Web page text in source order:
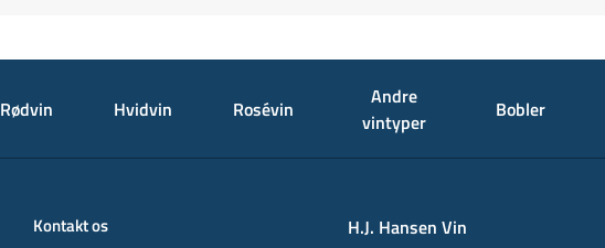
Rødvin Hvidvin Rosévin
Andre
vintyper
Bobler
Kontakt os
H.J. Hansen Vin